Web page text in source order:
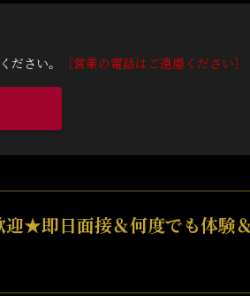
ださい。 ［営業の電話はご遠慮ください］
★即日面接＆何度でも体験